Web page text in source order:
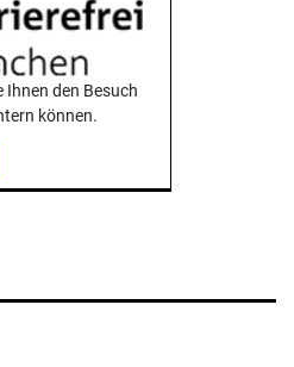
den Besuch
können.